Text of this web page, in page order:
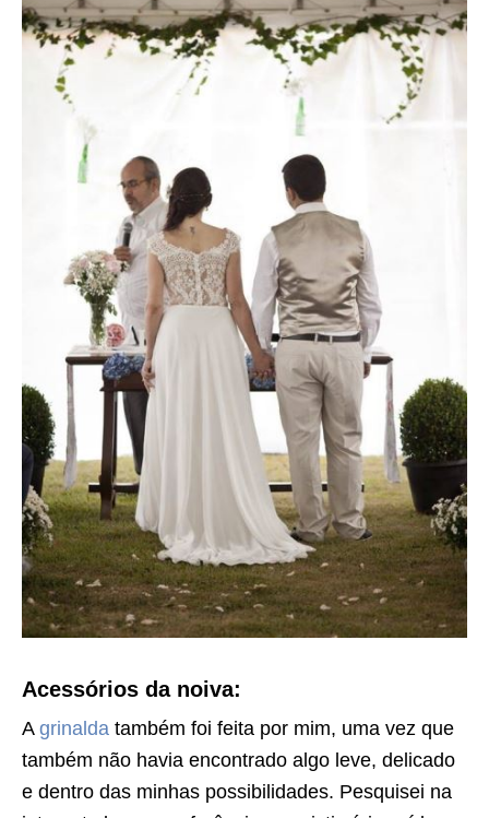
Acessórios da noiva:
A grinalda também foi feita por mim, uma vez que
também não havia encontrado algo leve, delicado
e dentro das minhas possibilidades. Pesquisei na